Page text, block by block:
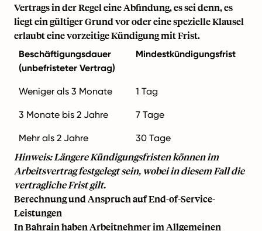
Vertrags in der Regel eine Abfindung, es sei denn, es
liegt ein gültiger Grund vor oder eine spezielle Klausel
erlaubt eine vorzeitige Kündigung mit Frist.
Beschäftigungsdauer
(unbefristeter Vertrag)
Mindestkündigungsfrist
Weniger als 3 Monate 1 Tag
3 Monate bis 2 Jahre 7 Tage
Mehr als 2 Jahre 30 Tage
Hinweis: Längere Kündigungsfristen können im
Arbeitsvertrag festgelegt sein, wobei in diesem Fall die
vertragliche Frist gilt.
Berechnung und Anspruch auf End-of-Service-
Leistungen
In Bahrain haben Arbeitnehmer im Allgemeinen